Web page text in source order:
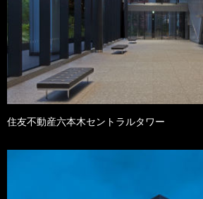
住友不動産六本木セントラルタワー